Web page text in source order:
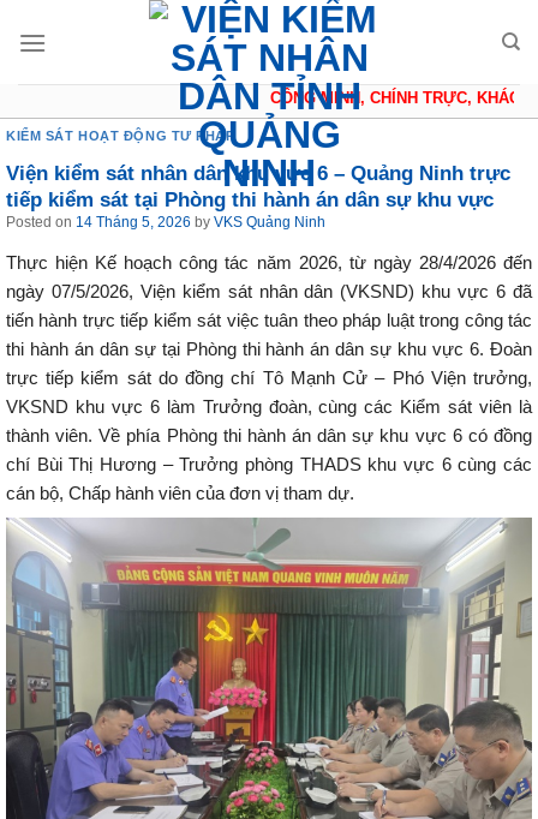
CÔNG MINH, CHÍNH TRỰC, KHÁCH
KIỂM SÁT HOẠT ĐỘNG TƯ PHÁP
Viện kiểm sát nhân dân khu vực 6 – Quảng Ninh trực
tiếp kiểm sát tại Phòng thi hành án dân sự khu vực
Posted on 14 Tháng 5, 2026 by VKS Quảng Ninh
Thực hiện Kế hoạch công tác năm 2026, từ ngày 28/4/2026 đến
ngày 07/5/2026, Viện kiểm sát nhân dân (VKSND) khu vực 6 đã
tiến hành trực tiếp kiểm sát việc tuân theo pháp luật trong công tác
thi hành án dân sự tại Phòng thi hành án dân sự khu vực 6. Đoàn
trực tiếp kiểm sát do đồng chí Tô Mạnh Cử – Phó Viện trưởng,
VKSND khu vực 6 làm Trưởng đoàn, cùng các Kiểm sát viên là
thành viên. Về phía Phòng thi hành án dân sự khu vực 6 có đồng
chí Bùi Thị Hương – Trưởng phòng THADS khu vực 6 cùng các
cán bộ, Chấp hành viên của đơn vị tham dự.